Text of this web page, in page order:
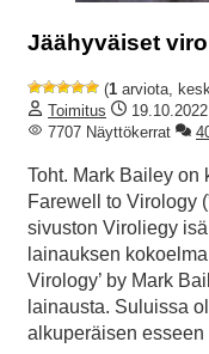
Jäähyväiset
(1 arviota,
Toimitus
19.10.2022
7707 Näyttökerrat
Toht. Mark Bailey on
Farewell to Virology
sivuston Viroliegy
lainauksen
Virology’ by Mark
lainausta. Suluissa
alkuperäisen